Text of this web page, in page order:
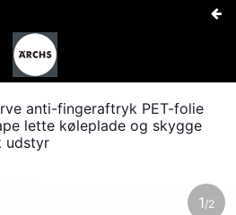
anti-fingeraftryk PET-folie
lette køleplade og skygge
udstyr
1 /2